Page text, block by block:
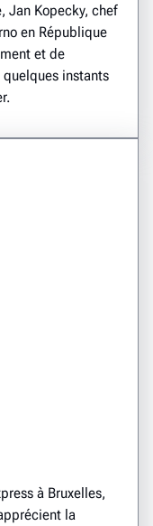
Jan Kopecky, chef
en République
et de
instants
à Bruxelles,
la